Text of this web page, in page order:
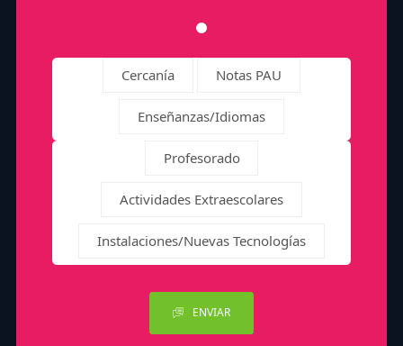
Cercanía Notas PAU
Enseñanzas/Idiomas
Profesorado
Actividades Extraescolares
Instalaciones/Nuevas Tecnologías
ENVIAR